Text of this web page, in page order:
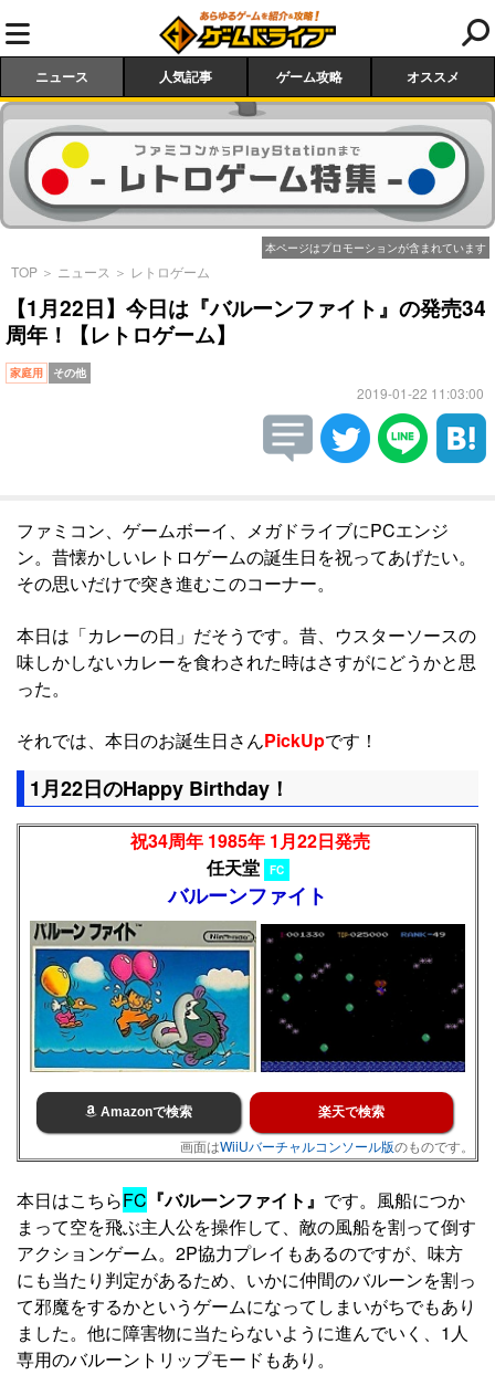
ニュース 人気記事 ゲーム攻略 オススメ
本ページはプロモーションが含まれています
TOP ＞ ニュース ＞ レトロゲーム
【1月22日】今日は『バルーンファイト』の発売34
周年！【レトロゲーム】
家庭用 その他
2019-01-22 11:03:00
ファミコン、ゲームボーイ、メガドライブにPCエンジ
ン。昔懐かしいレトロゲームの誕生日を祝ってあげたい。
その思いだけで突き進むこのコーナー。
本日は「カレーの日」だそうです。昔、ウスターソースの
味しかしないカレーを食わされた時はさすがにどうかと思
った。
それでは、本日のお誕生日さんPickUpです！
1月22日のHappy Birthday！
祝34周年 1985年 1月22日発売
任天堂
FC
バルーンファイト
Amazonで検索 楽天で検索
画面はWiiUバーチャルコンソール版のものです。
本日はこちらFC 『バルーンファイト』 です。風船につか
まって空を飛ぶ主人公を操作して、敵の風船を割って倒す
アクションゲーム。2P協力プレイもあるのですが、味方
にも当たり判定があるため、いかに仲間のバルーンを割っ
て邪魔をするかというゲームになってしまいがちでもあり
ました。他に障害物に当たらないように進んでいく、1人
専用のバルーントリップモードもあり。